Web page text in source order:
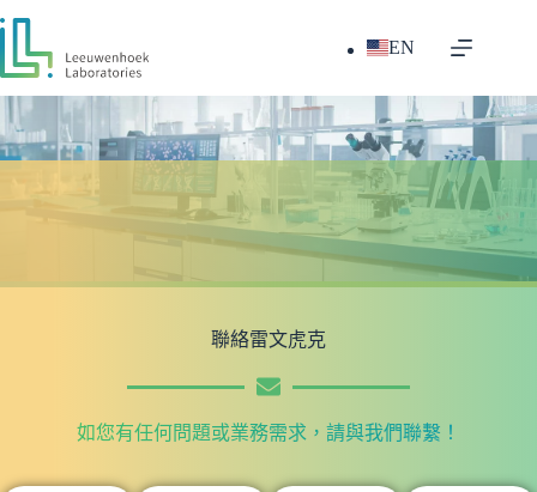
EN
聯絡雷文虎克
如您有任何問題或業務需求，請與我們聯繫！